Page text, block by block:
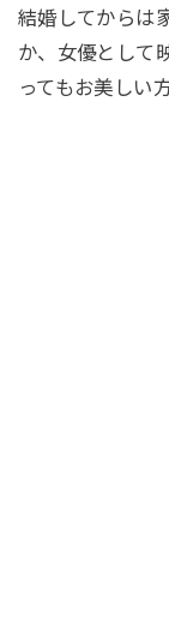
結婚してからは
か、女優として
ってもお美しい